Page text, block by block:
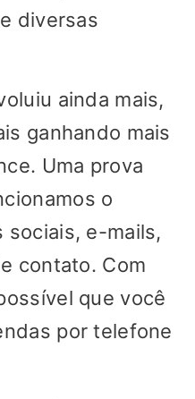
diversas
ainda mais,
ganhando mais
Uma prova
o
sociais, e-mails,
contato. Com
que você
por telefone